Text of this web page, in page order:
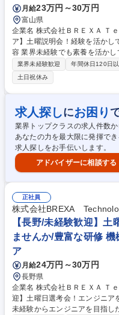
月給23万円～30万円
富山県
企業名 株式会社ＢＲＥＸＡ Ｔｅｃｈｎｏｌｏ
ア】土曜説明会！経験を活かして
容 業界未経験でも素養を活か
に職を付けたい、年収を上げ
の思いは何でもOK！まずは説明会で
内容】■機械系エンジニア(フィ
保証) ■ITエンジニア(サーバー
験でも学ぶことが出来る環境で
応じて臨んだキャリアを歩むこ
す。 募集職種 【富山/エンジニア】土曜説明会！経験を活かしてスキルア
ップ/豊富な研修制度
業界未経験歓迎 年間休日120日
土日祝休み
求人探しにお困り
業界トップクラスの求人件数か
あなたの力を最大限に発揮でき
求人探しをお手伝いします。
アドバイザーに相談する
正社員
株式会社BREXA
【長野/未経験歓迎】
ませんか/豊富な研修
ア
月給24万円～30万円
長野県
企業名 株式会社ＢＲＥＸＡ Ｔｅｃｈｎｏｌｏ
迎】土曜日選考会！エンジニアを目
未経験からエンジニアを目指し